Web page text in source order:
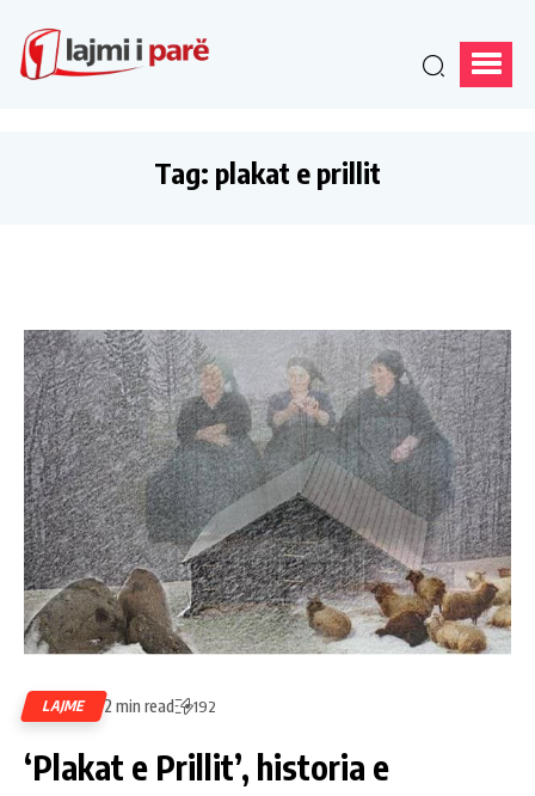
Tag: plakat e prillit
LAJME 2 min read 192
‘Plakat e Prillit’, historia e